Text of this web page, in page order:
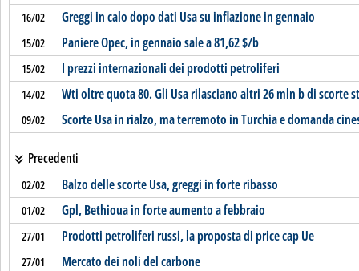
16/02 Greggi in calo dopo dati Usa su inflazione in gennaio
15/02 Paniere Opec, in gennaio sale a 81,62 $/b
15/02 I prezzi internazionali dei prodotti petroliferi
14/02 Wti oltre quota 80. Gli Usa rilasciano altri 26 mln b di scorte
09/02 Scorte Usa in rialzo, ma terremoto in Turchia e domanda
Precedenti
02/02 Balzo delle scorte Usa, greggi in forte ribasso
01/02 Gpl, Bethioua in forte aumento a febbraio
27/01 Prodotti petroliferi russi, la proposta di price cap Ue
27/01 Mercato dei noli del carbone